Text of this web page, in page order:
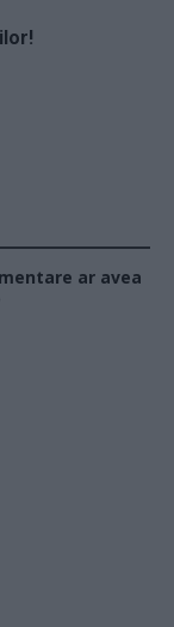
ar avea